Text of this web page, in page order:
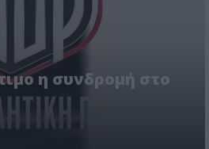
η συνδρομή στο